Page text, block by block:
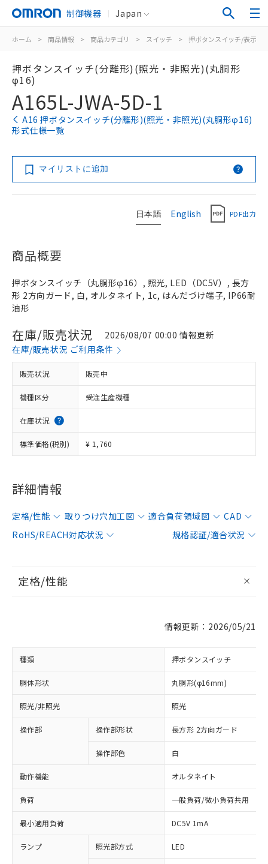
制御機器 Japan
ホーム > 商品情報 > 商品カテゴリ > スイッチ > 押ボタンスイッチ/表示灯
押ボタンスイッチ(分離形)(照光・非照光)(丸胴形
φ16)
A165L-JWA-5D-1
A16 押ボタンスイッチ(分離形)(照光・非照光)(丸胴形φ16)
形式仕様一覧
マイリストに追加
日本語 English PDF出力
商品概要
押ボタンスイッチ（丸胴形φ16）, 照光, LED（DC5V）, 長方
形 2方向ガード, 白, オルタネイト, 1c, はんだづけ端子, IP66耐
油形
在庫/販売状況
2026/08/07 00:00 情報更新
在庫/販売状況 ご利用条件
販売状況 販売中
機種区分 受注生産機種
在庫状況
標準価格(税別) ¥ 1,760
詳細情報
定格/性能 取りつけ穴加工図 適合負荷領域図
CAD
RoHS/REACH対応状況
規格認証/適合状況
定格/性能
情報更新：2026/05/21
種類 押ボタンスイッチ
胴体形状 丸胴形(φ16mm)
照光/非照光 照光
操作部 操作部形状 長方形 2方向ガード
操作部色 白
動作機能 オルタネイト
負荷 一般負荷/微小負荷共用
最小適用負荷 DC5V 1mA
ランプ 照光部方式 LED